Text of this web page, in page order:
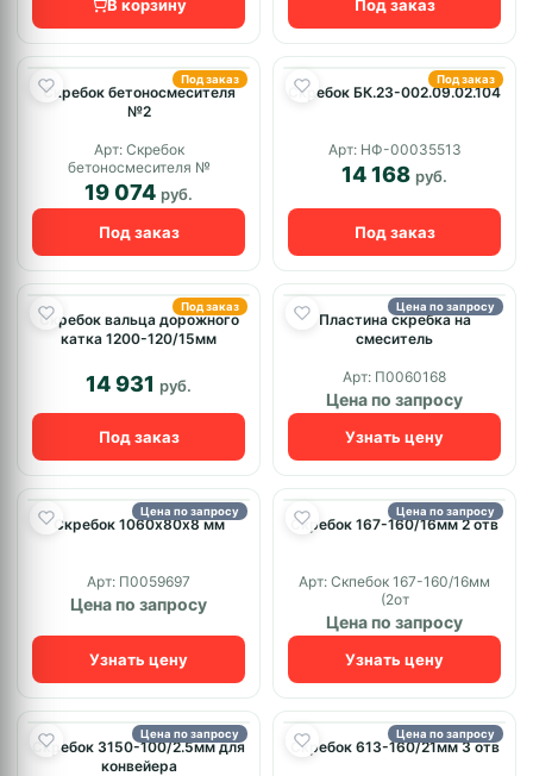
В корзину
Под заказ
Под заказ
Скребок бетоносмесителя
№2
Арт: Скребок
бетоносмесителя №
19 074 руб.
Под заказ
Под заказ
Скребок БК.23-002.09.02.104
Арт: НФ-00035513
14 168 руб.
Под заказ
Под заказ
Скребок вальца дорожного
катка 1200-120/15мм
14 931 руб.
Под заказ
Цена по запросу
Пластина скребка на
смеситель
Арт: П0060168
Цена по запросу
Узнать цену
Цена по запросу
Скребок 1060х80х8 мм
Арт: П0059697
Цена по запросу
Узнать цену
Цена по запросу
Скребок 167-160/16мм 2 отв
Арт: Скпебок 167-160/16мм
(2от
Цена по запросу
Узнать цену
Цена по запросу
Скребок 3150-100/2.5мм для
конвейера
Цена по запросу
Скребок 613-160/21мм 3 отв